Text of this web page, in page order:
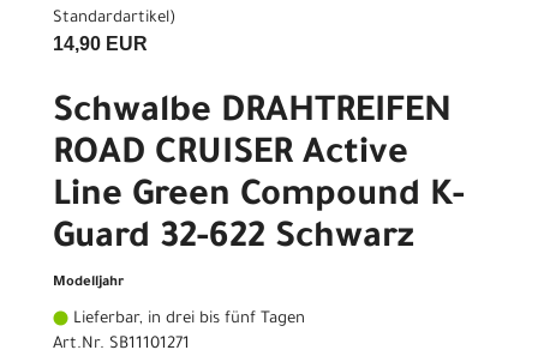
Standardartikel)
14,90 EUR
Schwalbe DRAHTREIFEN
ROAD CRUISER Active
Line Green Compound K-
Guard 32-622 Schwarz
Modelljahr
Lieferbar, in drei bis fünf Tagen
Art.Nr. SB11101271